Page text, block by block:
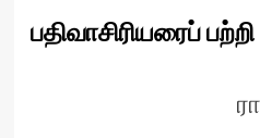
பதிவாசிரியரைப் பற்றி